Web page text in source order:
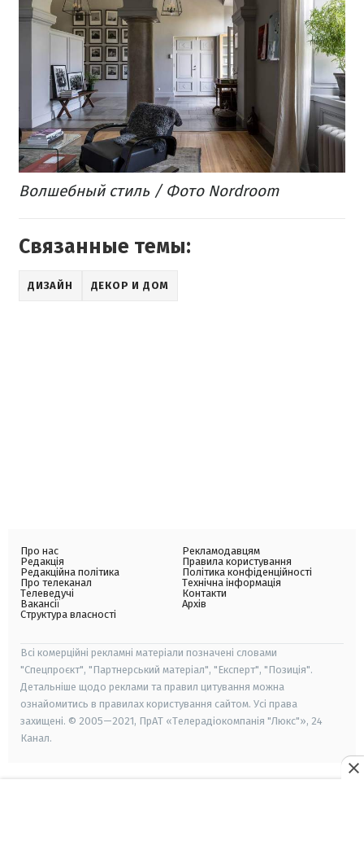
Волшебный стиль / Фото Nordroom
Связанные темы:
ДИЗАЙН ДЕКОР И ДОМ
Про нас
Редакція
Редакційна політика
Про телеканал
Телеведучі
Вакансії
Структура власності
Рекламодавцям
Правила користування
Політика конфіденційності
Технічна інформація
Контакти
Архів
Всі комерційні рекламні матеріали позначені словами
"Спецпроєкт", "Партнерський матеріал", "Експерт", "Позиція".
Детальніше щодо реклами та правил цитування можна
ознайомитись в правилах користування сайтом. Усі права
захищені. © 2005—2021, ПрАТ «Телерадіокомпанія "Люкс"», 24
Канал.